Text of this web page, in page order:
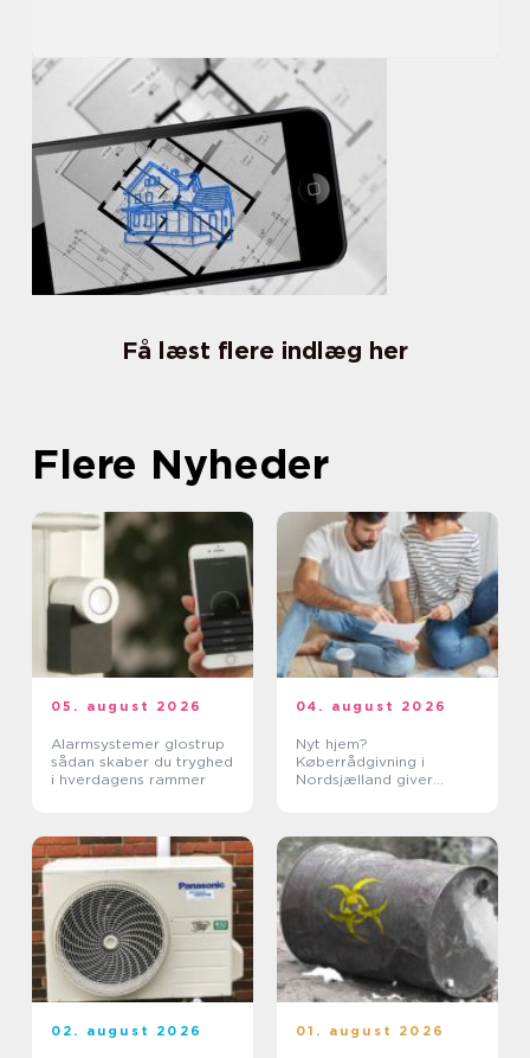
Få læst flere indlæg her
Flere Nyheder
05. august 2026
Alarmsystemer glostrup
sådan skaber du tryghed
i hverdagens rammer
04. august 2026
Nyt hjem?
Køberrådgivning i
Nordsjælland giver
02. august 2026 01. august 2026